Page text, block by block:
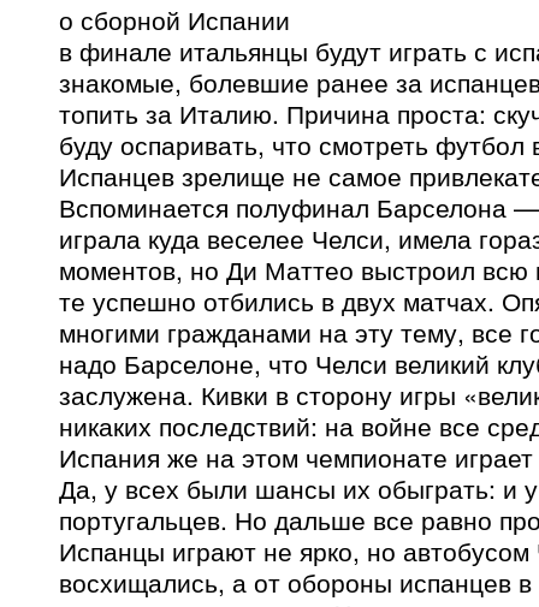
о сборной Испании
в финале итальянцы будут играть с
знакомые, болевшие ранее за
топить за Италию. Причина проста:
буду оспаривать, что смотреть футбол
Испанцев зрелище не самое
Вспоминается полуфинал Барселона
играла куда веселее Челси, имела
моментов, но Ди Маттео выстроил всю
те успешно отбились в двух матчах.
многими гражданами на эту тему, все
надо Барселоне, что Челси великий
заслужена. Кивки в сторону игры
никаких последствий: на войне все
Испания же на этом чемпионате
Да, у всех были шансы их обыграть: и
португальцев. Но дальше все равно
Испанцы играют не ярко, но
восхищались, а от обороны испанцев в